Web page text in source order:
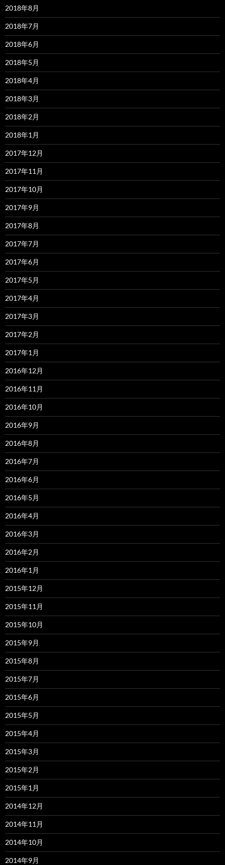
2018年8月
2018年7月
2018年6月
2018年5月
2018年4月
2018年3月
2018年2月
2018年1月
2017年12月
2017年11月
2017年10月
2017年9月
2017年8月
2017年7月
2017年6月
2017年5月
2017年4月
2017年3月
2017年2月
2017年1月
2016年12月
2016年11月
2016年10月
2016年9月
2016年8月
2016年7月
2016年6月
2016年5月
2016年4月
2016年3月
2016年2月
2016年1月
2015年12月
2015年11月
2015年10月
2015年9月
2015年8月
2015年7月
2015年6月
2015年5月
2015年4月
2015年3月
2015年2月
2015年1月
2014年12月
2014年11月
2014年10月
2014年9月